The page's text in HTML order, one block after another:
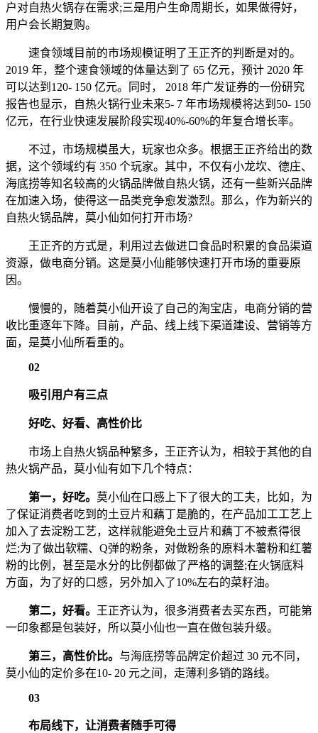
户对自热火锅存在需求;三是用户生命周期长，如果做得好，
用户会长期复购。
速食领域目前的市场规模证明了王正齐的判断是对的。
2019 年，整个速食领域的体量达到了 65 亿元，预计 2020 年
可以达到120- 150 亿元。同时， 2018 年广发证券的一份研究
报告也显示，自热火锅行业未来5- 7 年市场规模将达到50- 150
亿元，在行业快速发展阶段实现40%-60%的年复合增长率。
不过，市场规模虽大，玩家也众多。根据王正齐给出的数
据，这个领域约有 350 个玩家。其中，不仅有小龙坎、德庄、
海底捞等知名较高的火锅品牌做自热火锅，还有一些新兴品牌
在加速入场，使得这一品类竞争愈发激烈。那么，作为新兴的
自热火锅品牌，莫小仙如何打开市场?
王正齐的方式是，利用过去做进口食品时积累的食品渠道
资源，做电商分销。这是莫小仙能够快速打开市场的重要原
因。
慢慢的，随着莫小仙开设了自己的淘宝店，电商分销的营
收比重逐年下降。目前，产品、线上线下渠道建设、营销等方
面，是莫小仙所看重的。
02
吸引用户有三点
好吃、好看、高性价比
市场上自热火锅品种繁多，王正齐认为，相较于其他的自
热火锅产品，莫小仙有如下几个特点：
第一，好吃。 莫小仙在口感上下了很大的工夫，比如，为
了保证消费者吃到的土豆片和藕丁是脆的，在产品加工工艺上
加入了去淀粉工艺，这样就能避免土豆片和藕丁不被煮得很
烂;为了做出软糯、Q弹的粉条，对做粉条的原料木薯粉和红薯
粉的比例，甚至是水分的比例都做了严格的调整;在火锅底料
方面，为了好的口感，另外加入了10%左右的菜籽油。
第二，好看。
王正齐认为，很多消费者去买东西，可能第
一印象都是包装好，所以莫小仙也一直在做包装升级。
第三，高性价比。 与海底捞等品牌定价超过 30 元不同，
莫小仙的定价多在10- 20 元之间，走薄利多销的路线。
03
布局线下，让消费者随手可得